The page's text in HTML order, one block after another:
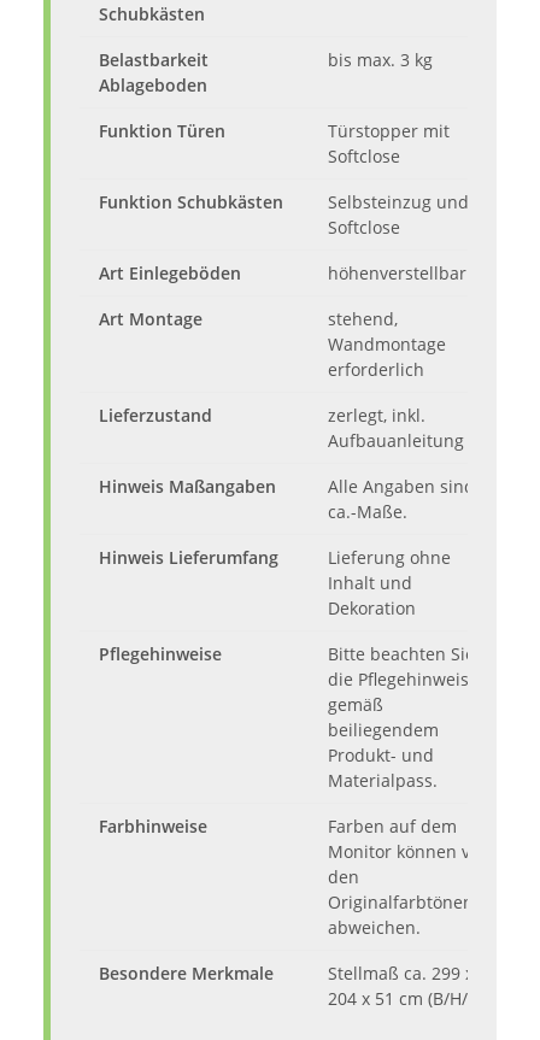
Schubkästen
Belastbarkeit
Ablageboden
bis max. 3 kg
Funktion Türen
Türstopper mit
Softclose
Funktion Schubkästen
Selbsteinzug und
Softclose
Art Einlegeböden
höhenverstellbar
Art Montage
stehend,
Wandmontage
erforderlich
Lieferzustand
zerlegt, inkl.
Aufbauanleitung
Hinweis Maßangaben
Alle Angaben sind
ca.-Maße.
Hinweis Lieferumfang
Lieferung ohne
Inhalt und
Dekoration
Pflegehinweise
Bitte beachten Sie
die Pflegehinweise
gemäß
beiliegendem
Produkt- und
Materialpass.
Farbhinweise
Farben auf dem
Monitor können von
den
Originalfarbtönen
abweichen.
Besondere Merkmale
Stellmaß ca. 299 x
204 x 51 cm (B/H/T)